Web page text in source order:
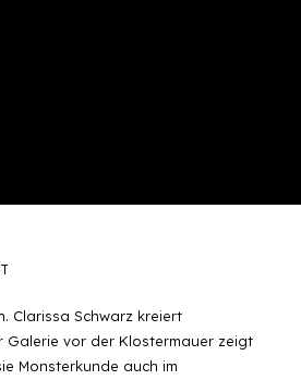
Clarissa Schwarz kreiert
Galerie vor der Klostermauer zeigt
Monsterkunde auch im